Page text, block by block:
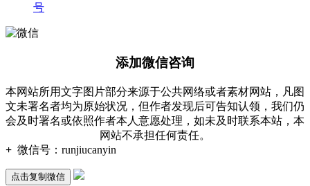
号
添加微信咨询
本网站所用文字图片部分来源于公共网络或者素材网站，凡图
文未署名者均为原始状况，但作者发现后可告知认领，我们仍
会及时署名或依照作者本人意愿处理，如未及时联系本站，本
网站不承担任何责任。
+ 微信号： runjiucanyin
点击复制微信